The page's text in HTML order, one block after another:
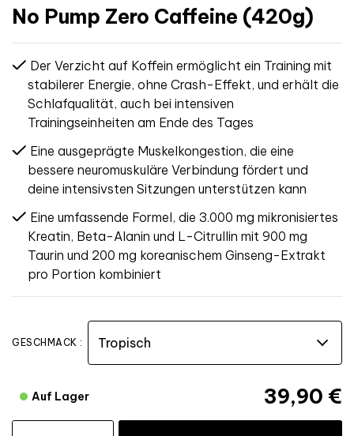
No Pump Zero Caffeine (420g)
Der Verzicht auf Koffein ermöglicht ein Training mit
stabilerer Energie, ohne Crash-Effekt, und erhält die
Schlafqualität, auch bei intensiven
Trainingseinheiten am Ende des Tages
Eine ausgeprägte Muskelkongestion, die eine
bessere neuromuskuläre Verbindung fördert und
deine intensivsten Sitzungen unterstützen kann
Eine umfassende Formel, die 3.000 mg mikronisiertes
Kreatin, Beta-Alanin und L-Citrullin mit 900 mg
Taurin und 200 mg koreanischem Ginseng-Extrakt
pro Portion kombiniert
GESCHMACK :
39,90 €
Auf Lager